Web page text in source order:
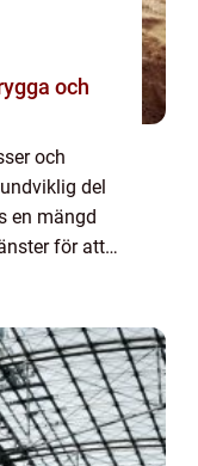
och
och
del
en mängd
för att